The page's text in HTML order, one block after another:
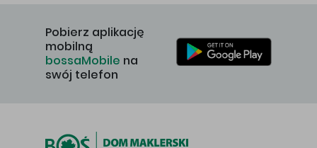
Pobierz aplikację
mobilną
bossaMobile na
swój telefon